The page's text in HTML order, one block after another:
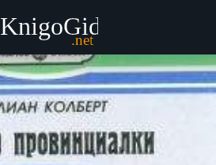
Лилиан Колберт - Триумф провинциалки